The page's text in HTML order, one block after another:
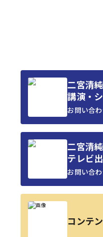
二宮清純
講演・
お問い合
二宮清純
テレビ
お問い合
コンテ